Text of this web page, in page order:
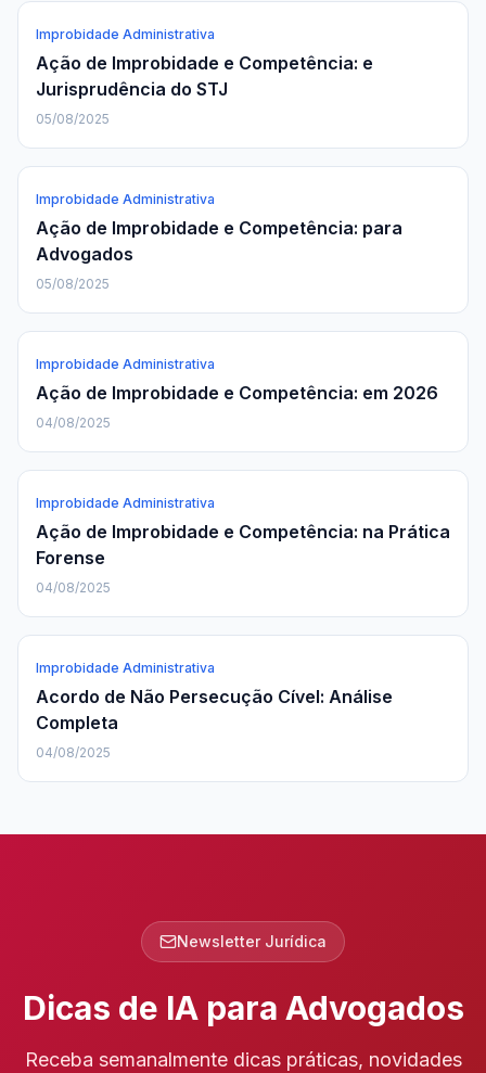
Improbidade Administrativa
Ação de Improbidade e Competência: e
Jurisprudência do STJ
05/08/2025
Improbidade Administrativa
Ação de Improbidade e Competência: para
Advogados
05/08/2025
Improbidade Administrativa
Ação de Improbidade e Competência: em 2026
04/08/2025
Improbidade Administrativa
Ação de Improbidade e Competência: na Prática
Forense
04/08/2025
Improbidade Administrativa
Acordo de Não Persecução Cível: Análise
Completa
04/08/2025
Newsletter Jurídica
Dicas de IA para Advogados
Receba semanalmente dicas práticas, novidades